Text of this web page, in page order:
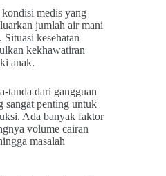
medis yang
jumlah air mani
Situasi kesehatan
kekhawatiran
anak.
tanda dari gangguan
sangat penting untuk
Ada banyak faktor
volume cairan
masalah